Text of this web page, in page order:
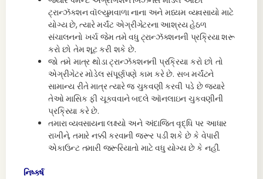
ટ્રાન્ઝૅક્શન વૉલ્યુમવાળા નાના અને મધ્યમ વ્યવસાયો માટે
યોગ્ય છે, ત્યારે મર્ચંટ એગ્રીગેટરના આશ્રય હેઠળ
સંચાલનનો ખર્ચ જેમ તમે વધુ ટ્રાન્ઝૅક્શનની પ્રક્રિયા શરૂ
કરો છો તેમ શૂટ કરી શકે છે.
જો તમે માત્ર થોડા ટ્રાન્ઝૅક્શનની પ્રક્રિયા કરો છો તો
એગ્રીગેટર મોડેલ સંપૂર્ણપણે કામ કરે છે. સબ મર્ચંટને
સામાન્ય રીતે માત્ર ત્યારે જ ચુકવણી કરવી પડે છે જ્યારે
તેઓ માસિક ફી ચૂકવવાને બદલે ઑનલાઇન ચુકવણીની
પ્રક્રિયા કરે છે.
તમારા વ્યવસાયના લક્ષ્યો અને અંદાજિત વૃદ્ધિ પર આધાર
રાખીને, તમારે નક્કી કરવાની જરૂર પડી શકે છે કે વેપારી
એકાઉન્ટ તમારી જરૂરિયાતો માટે વધુ યોગ્ય છે કે નહીં.
નિષ્કર્ષ